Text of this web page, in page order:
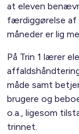
at eleven
færdiggørelse af
måneder er lig
På Trin 1 lærer
måde samt
brugere og
o.a., ligesom
trinnet.